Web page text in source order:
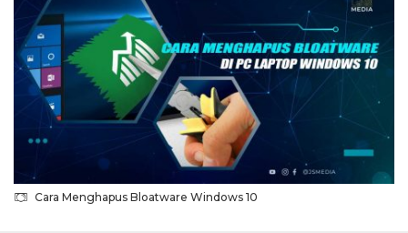
Cara Menghapus Bloatware Windows 10